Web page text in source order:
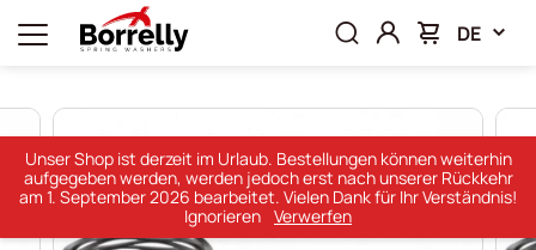
DE
Unser Shop ist derzeit im Urlaub. Bestellungen können weiterhin
aufgegeben werden, werden jedoch erst nach unserer Rückkehr
am 1. September 2026 bearbeitet. Vielen Dank für Ihr Verständnis!
Ignorieren Verwerfen